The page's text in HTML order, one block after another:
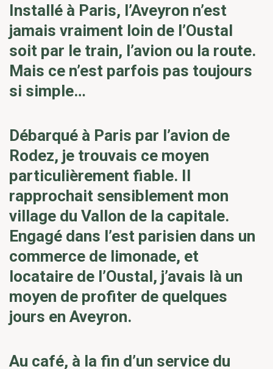
Installé à Paris, l’Aveyron n’est
jamais vraiment loin de l’Oustal
soit par le train, l’avion ou la route.
Mais ce n’est parfois pas toujours
si simple…
Débarqué à Paris par l’avion de
Rodez, je trouvais ce moyen
particulièrement fiable. Il
rapprochait sensiblement mon
village du Vallon de la capitale.
Engagé dans l’est parisien dans un
commerce de limonade, et
locataire de l’Oustal, j’avais là un
moyen de profiter de quelques
jours en Aveyron.
Au café, à la fin d’un service du